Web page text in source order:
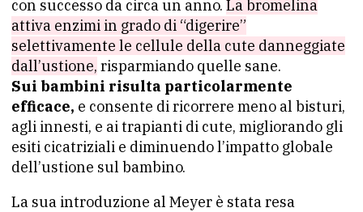
con successo da circa un anno. La bromelina
attiva enzimi in grado di “digerire”
selettivamente le cellule della cute danneggiate
dall’ustione, risparmiando quelle sane.
Sui bambini risulta particolarmente
efficace, e consente di ricorrere meno al bisturi,
agli innesti, e ai trapianti di cute, migliorando gli
esiti cicatriziali e diminuendo l’impatto globale
dell’ustione sul bambino.
La sua introduzione al Meyer è stata resa